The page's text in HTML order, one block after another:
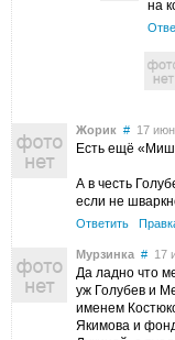
на
Жорик # 17
Есть ещё
А в честь
если не
Ответить
Мурзинка # 17
Да ладно что
уж Голубев и
именем
Якимова и